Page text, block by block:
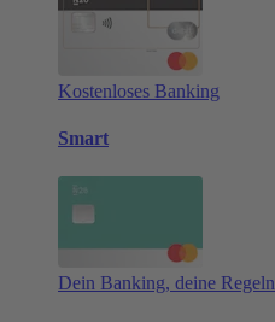
Kostenloses Banking
Smart
Dein Banking, deine Regeln